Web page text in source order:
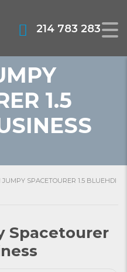
214 783 283
1.5
JUMPY SPACETOURER 1.5 BLUEHDI
Spacetourer